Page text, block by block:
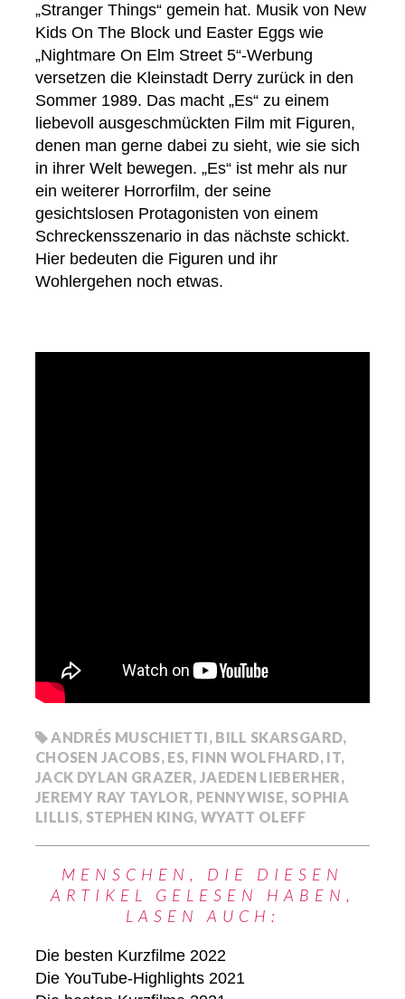
„Stranger Things“ gemein hat. Musik von New
Kids On The Block und Easter Eggs wie
„Nightmare On Elm Street 5“-Werbung
versetzen die Kleinstadt Derry zurück in den
Sommer 1989. Das macht „Es“ zu einem
liebevoll ausgeschmückten Film mit Figuren,
denen man gerne dabei zu sieht, wie sie sich
in ihrer Welt bewegen. „Es“ ist mehr als nur
ein weiterer Horrorfilm, der seine
gesichtslosen Protagonisten von einem
Schreckensszenario in das nächste schickt.
Hier bedeuten die Figuren und ihr
Wohlergehen noch etwas.
ANDRÉS MUSCHIETTI, BILL SKARSGARD,
CHOSEN JACOBS, ES, FINN WOLFHARD, IT,
JACK DYLAN GRAZER, JAEDEN LIEBERHER,
JEREMY RAY TAYLOR, PENNYWISE, SOPHIA
LILLIS, STEPHEN KING, WYATT OLEFF
MENSCHEN, DIE DIESEN
ARTIKEL GELESEN HABEN,
LASEN AUCH:
Die besten Kurzfilme 2022
Die YouTube-Highlights 2021